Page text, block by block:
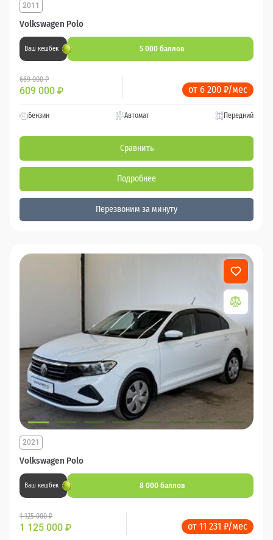
Volkswagen Polo
2011
Ваш кешбек 5 000 баллов
669 000 ₽
609 000 ₽ от 6 200 ₽/мес
Бензин Автомат Передний
Сравнить
Подробнее
Перезвоним за минуту
Volkswagen Polo
2021
Ваш кешбек 8 000 баллов
1 125 000 ₽
1 125 000 ₽ от 11 231 ₽/мес